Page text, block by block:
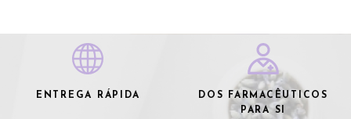
ENTREGA RÁPIDA
DOS FARMACÊUTICOS
PARA SI